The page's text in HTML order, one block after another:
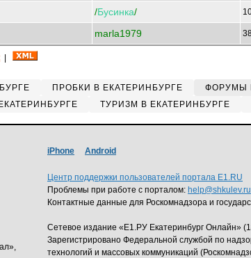
/Бусинка/
marla1979
ПРОБКИ В ЕКАТЕРИНБУРГЕ ФОРУМЫ
ТУРИЗМ В ЕКАТЕРИНБУРГЕ
iPhone Android
Центр поддержки пользователей портала E1.RU
Проблемы при работе с порталом: help@shkulev.ru
Контактные данные для Роскомнадзора и
Сетевое издание «Е1.РУ Екатеринбург Онлайн»
Зарегистрировано Федеральной службой по
технологий и массовых коммуникаций